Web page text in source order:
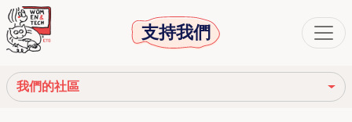
支持我們
我們的社區